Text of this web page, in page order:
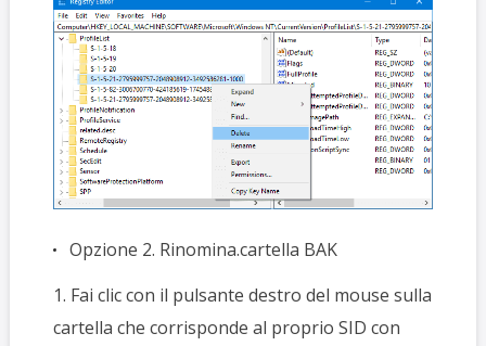
Opzione 2. Rinomina.cartella BAK
1. Fai clic con il pulsante destro del mouse sulla
cartella che corrisponde al proprio SID con